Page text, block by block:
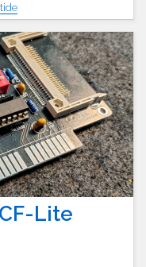
Lite